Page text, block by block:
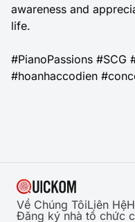
awareness and
life.
#PianoPassions #SCG
#hoanhaccodien
Về Chúng TôiLiên Hệ
Đăng ký nhà tổ chức